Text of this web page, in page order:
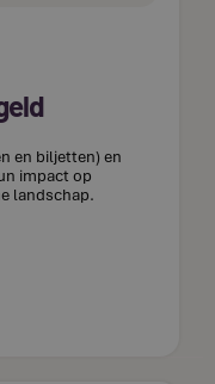
en biljetten) en
impact op
landschap.